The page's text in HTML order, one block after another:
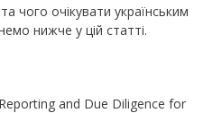
чого очікувати українським
нижче у цій статті.
and Due Diligence for